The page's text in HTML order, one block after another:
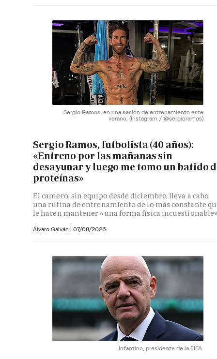
Sergio Ramos, en una sesión de entrenamiento este
verano. (Instagram / @sergioramos)
Sergio Ramos, futbolista (40 años):
«Entreno por las mañanas sin
desayunar y luego me tomo un batido
proteínas»
El camero, sin equipo desde diciembre, lleva a cabo
una rutina de entrenamiento de lo más constante
le hacen mantener «una forma física
Álvaro Galván | 07/08/2026
Infantino, presidente de la FIFA.